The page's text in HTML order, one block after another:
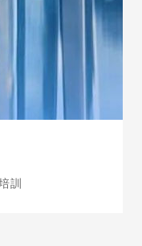
訓